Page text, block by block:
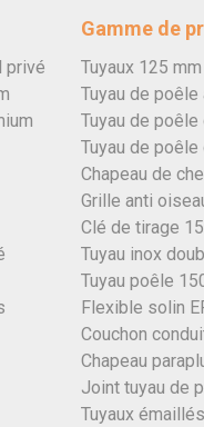
privé
Gamme de
Tuyaux 125
Tuyau de
Tuyau de
Tuyau de
Chapeau de
Grille anti
Clé de tirage
Tuyau inox
Tuyau poêle
Flexible solin
Couchon
Chapeau
Joint tuyau de
Tuyaux